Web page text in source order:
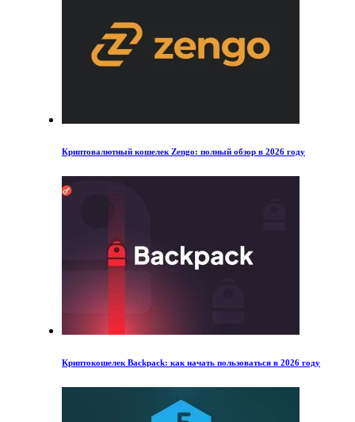
Криптовалютный кошелек Zengo: полный обзор в 2026 году
Криптокошелек Backpack: как начать пользоваться в 2026 году